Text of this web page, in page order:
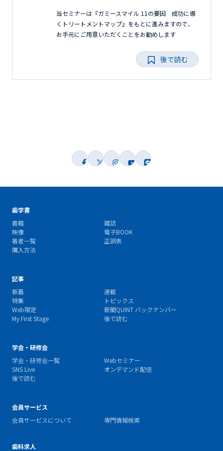
当セミナーは『ガミースマイル 11の要因 成功に導
くトリートメントマップ』をもとに進みますので、
お手元にご用意いただくことをお勧めします
後で読む
歯学書
書籍
雑誌
映像
電子BOOK
著者一覧
正誤表
購入方法
記事
新着
連載
特集
トピックス
Web限定
新聞QUINT バックナンバー
My First Stage
後で読む
学会・研修会
学会・研修会一覧
Webセミナー
SNS Live
オンデマンド配信
後で読む
会員サービス
会員サービスについて
専門情報検索
歯科求人